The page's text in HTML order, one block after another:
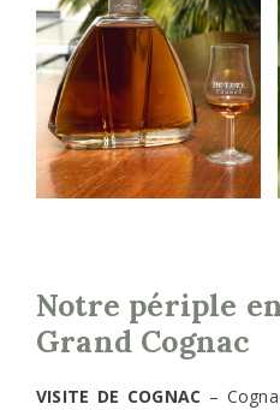
Notre périple
Grand Cognac
VISITE DE COGNAC –